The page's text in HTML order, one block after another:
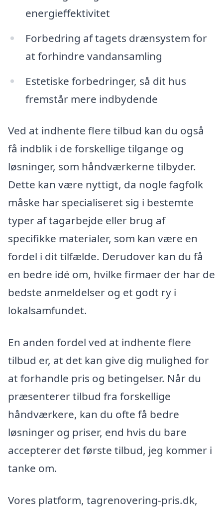
energieffektivitet
Forbedring af tagets drænsystem for
at forhindre vandansamling
Estetiske forbedringer, så dit hus
fremstår mere indbydende
Ved at indhente flere tilbud kan du også
få indblik i de forskellige tilgange og
løsninger, som håndværkerne tilbyder.
Dette kan være nyttigt, da nogle fagfolk
måske har specialiseret sig i bestemte
typer af tagarbejde eller brug af
specifikke materialer, som kan være en
fordel i dit tilfælde. Derudover kan du få
en bedre idé om, hvilke firmaer der har de
bedste anmeldelser og et godt ry i
lokalsamfundet.
En anden fordel ved at indhente flere
tilbud er, at det kan give dig mulighed for
at forhandle pris og betingelser. Når du
præsenterer tilbud fra forskellige
håndværkere, kan du ofte få bedre
løsninger og priser, end hvis du bare
accepterer det første tilbud, jeg kommer i
tanke om.
Vores platform, tagrenovering-pris.dk,